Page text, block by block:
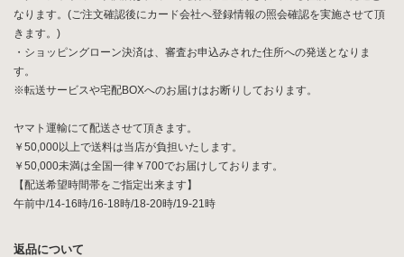
なります。(ご注文確認後にカード会社へ登録情報の照会確認を実施させて頂
きます。)
・ショッピングローン決済は、審査お申込みされた住所への発送となりま
す。
※転送サービスや宅配BOXへのお届けはお断りしております。
ヤマト運輸にて配送させて頂きます。
￥50,000以上で送料は当店が負担いたします。
￥50,000未満は全国一律￥700でお届けしております。
【配送希望時間帯をご指定出来ます】
午前中/14-16時/16-18時/18-20時/19-21時
返品について